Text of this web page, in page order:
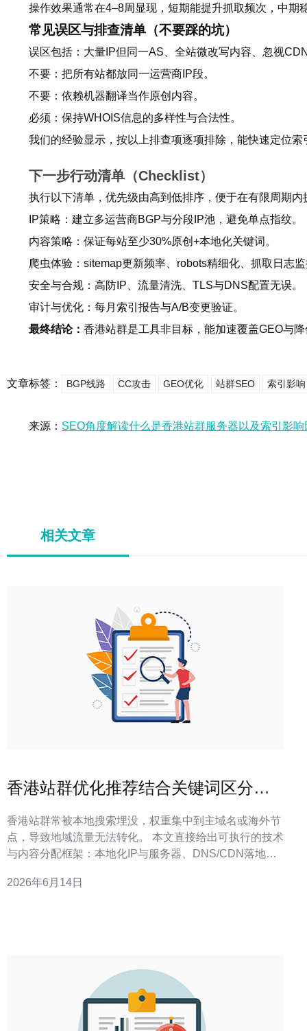
操作效果通常在4–8周显现，短期能提升抓取频次，中
常见误区与排查清单（不要踩的坑）
误区包括：大量IP但同一AS、全站微改写内容、忽视
不要：把所有站都放同一运营商IP段。
不要：依赖机器翻译当作原创内容。
必须：保持WHOIS信息的多样性与合法性。
我们的经验显示，按以上排查项逐项排除，能快速定位
下一步行动清单（Checklist）
执行以下清单，优先级由高到低排序，便于在有限周期内
IP策略：建立多运营商BGP与分段IP池，避免单点指纹。
内容策略：保证每站至少30%原创+本地化关键词。
爬虫体验：sitemap更新频率、robots精细化、抓取日志
安全与合规：高防IP、流量清洗、TLS与DNS配置无误。
审计与优化：每月索引报告与A/B变更验证。
最终结论： 香港站群是工具非目标，能加速覆盖GEO与
文章标签： BGP线路 CC攻击 GEO优化 站群SEO 索引影响
来源： SEO角度解读什么是香港站群服务器以及索引影响
相关文章
香港站群优化推荐结合关键词区分实
香港站群常被本地搜索埋没，权重集中到主域名或海外节
点，导致地域流量无法转化。 本文直接给出可执行的技术
与内容分配框架：本地化IP与服务器、DNS/CDN落地、
骤表，方便工程/内容团队马上执行。 为什么港站群必须
2026年6月14日